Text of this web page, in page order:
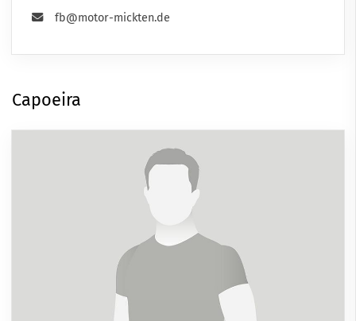
fb@motor-mickten.de
Capoeira